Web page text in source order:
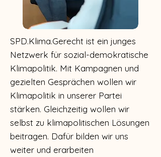
SPD.Klima.Gerecht ist ein junges
Netzwerk für sozial-demokratische
Klimapolitik. Mit Kampagnen und
gezielten Gesprächen wollen wir
Klimapolitik in unserer Partei
stärken. Gleichzeitig wollen wir
selbst zu klimapolitischen Lösungen
beitragen. Dafür bilden wir uns
weiter und erarbeiten